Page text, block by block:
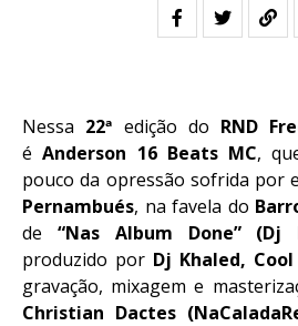
Nessa 22ª edição do RND
éAnderson 16 Beats MC,
pouco da opressão sofrida por
Pernambués, na favela do
de “Nas Album Done”
produzido por Dj Khaled,
gravação, mixagem e
Christian Dactes